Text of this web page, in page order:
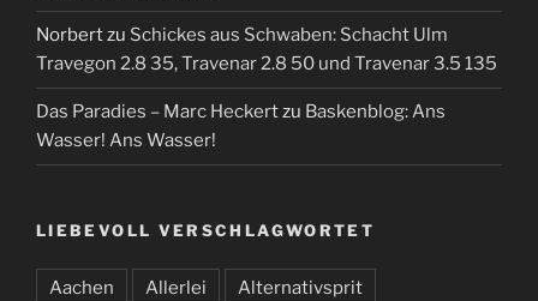
Norbertzu Schickes aus Schwaben: Schacht Ulm
Travegon 2.8 35, Travenar 2.8 50 und Travenar 3.5 135
Das Paradies – Marc Heckertzu Baskenblog: Ans
Wasser! Ans Wasser!
LIEBEVOLL VERSCHLAGWORTET
Aachen Allerlei Alternativsprit